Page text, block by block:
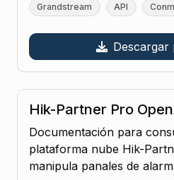
Grandstream API
Descargar
Hik-Partner Pro
Documentación para
plataforma nube Hik-
manipula panales de